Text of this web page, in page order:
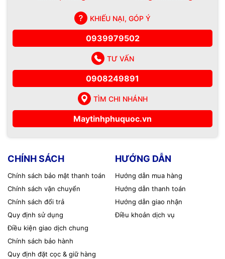
KHIẾU NẠI, GÓP Ý
0939979502
TƯ VẤN
0908249891
TÌM CHI NHÁNH
Maytinhphuquoc.vn
CHÍNH SÁCH
Chính sách bảo mật thanh toán
Chính sách vận chuyển
Chính sách đổi trả
Quy định sử dụng
Điều kiện giao dịch chung
Chính sách bảo hành
Quy định đặt cọc & giữ hàng
HƯỚNG DẪN
Hướng dẫn mua hàng
Hướng dẫn thanh toán
Hướng dẫn giao nhận
Điều khoản dịch vụ